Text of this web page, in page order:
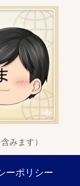
みます）
ーポリシー